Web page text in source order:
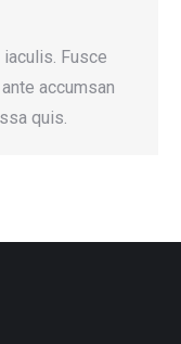
Fusce
accumsan
quis.